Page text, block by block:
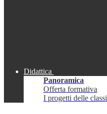
Didattica
Panoramica
Offerta formativa
I progetti delle classi